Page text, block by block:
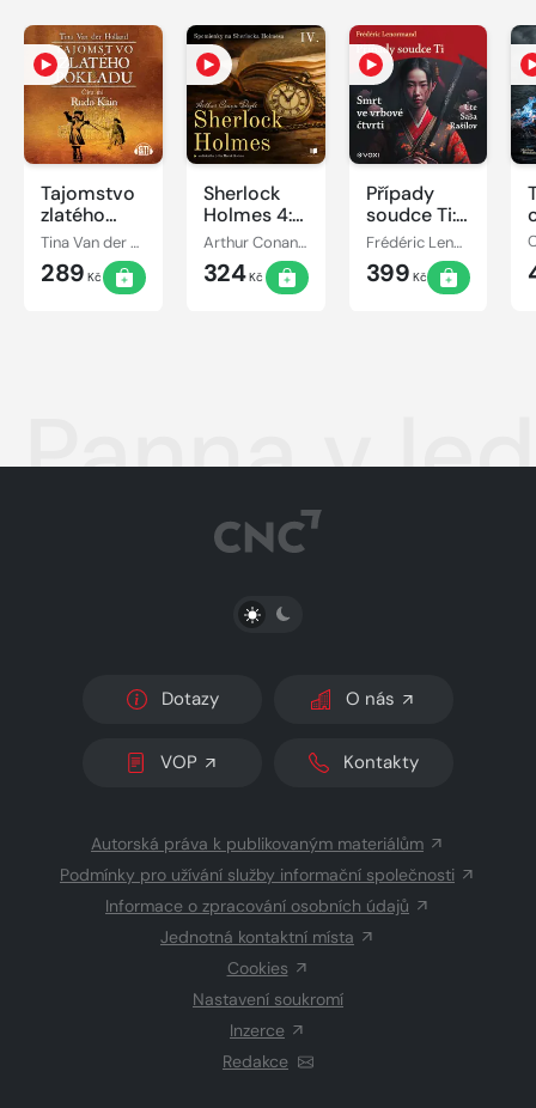
Tajomstvo
zlatého
pokladu
Tina Van der Holland
289 Kč
Sherlock
Holmes 4:
Spomienky
na
Sherlocka
Holmesa
Arthur Conan Doyle
324Kč
Případy
soudce Ti:
Smrt ve
vrbové
čtvrti
Frédéric Lenormand
399 Kč
Panna v
PŘEPNOUT SVĚTLÝ/TMAVÝ REŽIM
Dotazy O nás
VOP Kontakty
Autorská práva k publikovaným materiálům
Podmínky pro užívání služby informační společnosti
Informace o zpracování osobních údajů
Jednotná kontaktní místa
Cookies
Nastavení soukromí
Inzerce
Redakce